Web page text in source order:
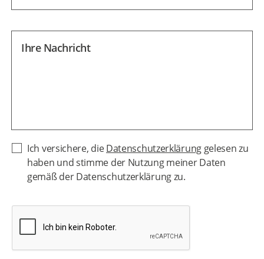
Ihre Nachricht
Ich versichere, dieDatenschutzerklärunggelesen zu
haben und stimme der Nutzung meiner Daten
gemäß der Datenschutzerklärung zu.